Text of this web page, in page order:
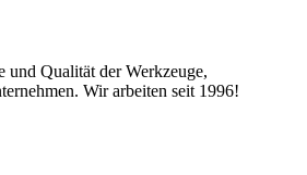
und Qualität der Werkzeuge,
Wir arbeiten seit 1996!